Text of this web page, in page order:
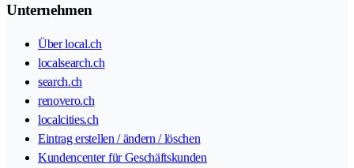
Unternehmen
Über local.ch
localsearch.ch
search.ch
renovero.ch
localcities.ch
Eintrag erstellen / ändern / löschen
Kundencenter für Geschäftskunden